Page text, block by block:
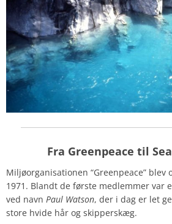
Fra Greenpeace til
Miljøorganisationen “Greenpeace”
1971. Blandt de første medlemmer var
ved navn Paul Watson, der i dag er let
store hvide hår og skipperskæg.